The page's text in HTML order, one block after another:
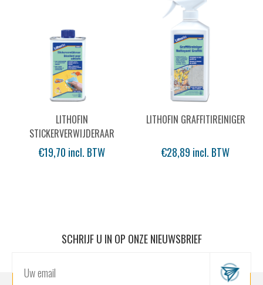
LITHOFIN
STICKERVERWIJDERAAR
€19,70 incl. BTW
LITHOFIN GRAFFITIREINIGER
€28,89 incl. BTW
SCHRIJF U IN OP ONZE NIEUWSBRIEF